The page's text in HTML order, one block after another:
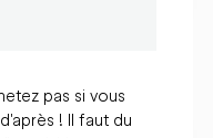
pas si vous
! Il faut du